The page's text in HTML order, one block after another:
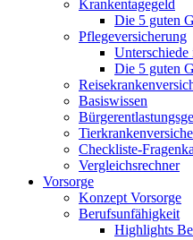
Krankentagegeld
Die 5 guten
Pflegeversicherung
Unterschiede
Die 5 guten
Basiswissen
Checkliste-
Vergleichsrechner
Vorsorge
Konzept Vorsorge
Berufsunfähigkeit
Highlights